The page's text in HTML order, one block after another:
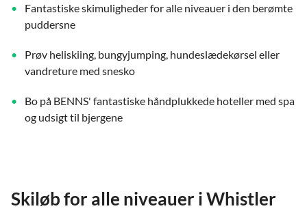
Fantastiske skimuligheder for alle niveauer i den berømte
puddersne
Prøv heliskiing, bungyjumping, hundeslædekørsel eller
vandreture med snesko
Bo på BENNS' fantastiske håndplukkede hoteller med spa
og udsigt til bjergene
Skiløb for alle niveauer i Whistler